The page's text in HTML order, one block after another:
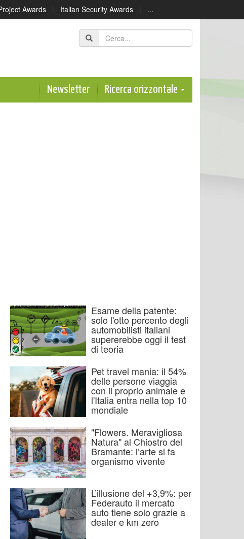
Awards | Italian Security Awards | ...
Newsletter Ricerca orizzontale
Esame della patente:
solo l'otto percento degli
automobilisti italiani
supererebbe oggi il test
di teoria
Pet travel mania: il 54%
delle persone viaggia
con il proprio animale e
l'Italia entra nella top 10
mondiale
"Flowers. Meravigliosa
Natura" al Chiostro del
Bramante: l’arte si fa
organismo vivente
L’illusione del +3,9%: per
Federauto il mercato
auto tiene solo grazie a
dealer e km zero